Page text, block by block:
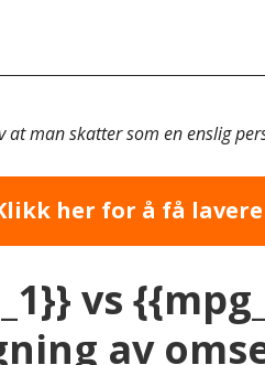
man skatter som en enslig
her for å få
vs
av